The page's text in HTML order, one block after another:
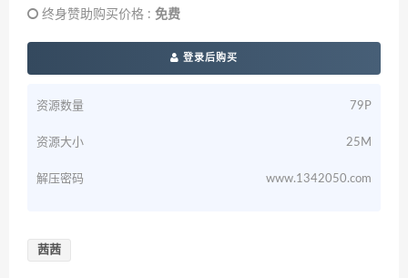
终身赞助购买价格 : 免费
登录后购买
资源数量 79P
资源大小 25M
解压密码 www.1342050.com
茜茜